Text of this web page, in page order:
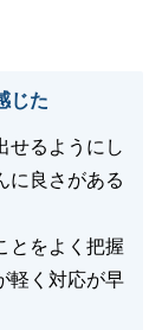
じた
せるようにし
に良さがある
とをよく把握
軽く対応が早